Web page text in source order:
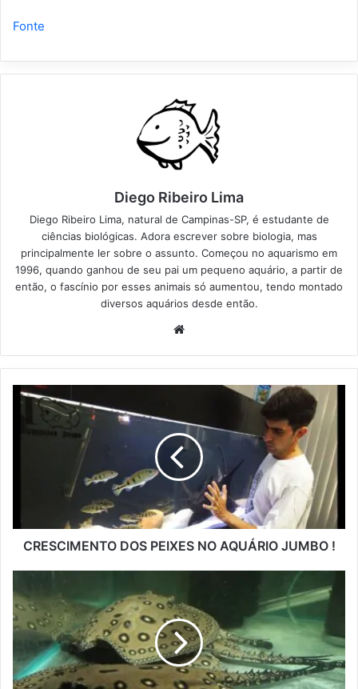
Fonte
Diego Ribeiro Lima
Diego Ribeiro Lima, natural de Campinas-SP, é estudante de
ciências biológicas. Adora escrever sobre biologia, mas
principalmente ler sobre o assunto. Começou no aquarismo em
1996, quando ganhou de seu pai um pequeno aquário, a partir de
então, o fascínio por esses animais só aumentou, tendo montado
diversos aquários desde então.
Website
CRESCIMENTO DOS PEIXES NO AQUÁRIO JUMBO !